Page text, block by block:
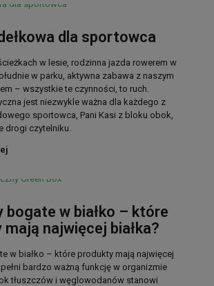
dla sportowca
w lesie, rodzinna jazda rowerem w
w parku, aktywna zabawa z naszym
– wszystkie te czynności, to ruch.
jest niezwykle ważna dla każdego z
sportowca, Pani Kasi z bloku obok,
drogi czytelniku.
bogate w białko – które
najwięcej białka?
w białko – które produkty mają najwięcej
pełni bardzo ważną funkcję w organizmie
tłuszczów i węglowodanów stanowi